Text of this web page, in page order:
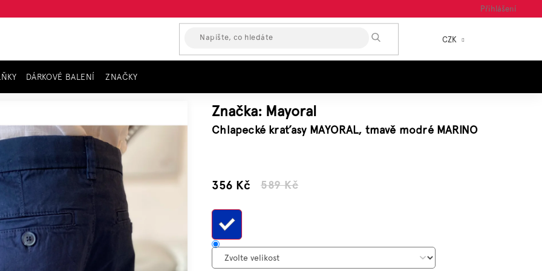
CZK
Přihlášení
DÁRKOVÉ BALENÍ ZNAČKY
Chlapecké kraťasy MAYORAL, tmavě modré MARINO
Značka: Mayoral
589 Kč
356 Kč Měrná